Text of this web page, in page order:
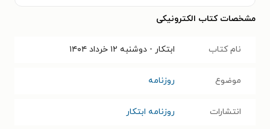
مشخصات کتاب الکترونیکی
نام کتاب ابتکار - دوشنبه ۱۲ خرداد ۱۴۰۴
موضوع روزنامه
انتشارات روزنامه ابتکار